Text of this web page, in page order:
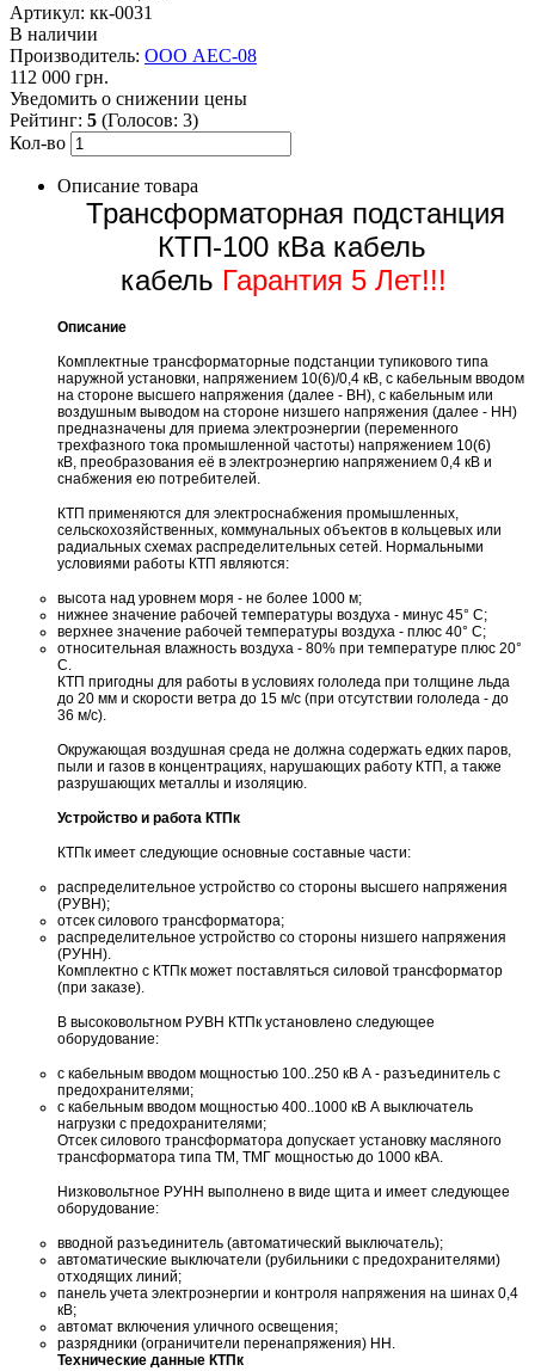
Артикул: кк-0031
В наличии
Производитель: ООО АЕС-08
112 000 грн.
Уведомить о снижении цены
Рейтинг: 5 (Голосов: 3)
Кол-во
Описание товара
Трансформаторная подстанция
КТП-100 кВа кабель
кабель Гарантия 5 Лет!!!
Описание
Комплектные трансформаторные подстанции тупикового типа
наружной установки, напряжением 10(6)/0,4 кВ, с кабельным вводом
на стороне высшего напряжения (далее - ВН), с кабельным или
воздушным выводом на стороне низшего напряжения (далее - НН)
предназначены для приема электроэнергии (переменного
трехфазного тока промышленной частоты) напряжением 10(6)
кВ, преобразования её в электроэнергию напряжением 0,4 кВ и
снабжения ею потребителей.
КТП применяются для электроснабжения промышленных,
сельскохозяйственных, коммунальных объектов в кольцевых или
радиальных схемах распределительных сетей. Нормальными
условиями работы КТП являются:
высота над уровнем моря - не более 1000 м;
нижнее значение рабочей температуры воздуха - минус 45° С;
верхнее значение рабочей температуры воздуха - плюс 40° С;
относительная влажность воздуха - 80% при температуре плюс 20°
С.
КТП пригодны для работы в условиях гололеда при толщине льда
до 20 мм и скорости ветра до 15 м/с (при отсутствии гололеда - до
36 м/с).
Окружающая воздушная среда не должна содержать едких паров,
пыли и газов в концентрациях, нарушающих работу КТП, а также
разрушающих металлы и изоляцию.
Устройство и работа КТПк
КТПк имеет следующие основные составные части:
распределительное устройство со стороны высшего напряжения
(РУВН);
отсек силового трансформатора;
распределительное устройство со стороны низшего напряжения
(РУНН).
Комплектно с КТПк может поставляться силовой трансформатор
(при заказе).
В высоковольтном РУВН КТПк установлено следующее
оборудование:
с кабельным вводом мощностью 100..250 кВ А - разъединитель с
предохранителями;
с кабельным вводом мощностью 400..1000 кВ А выключатель
нагрузки с предохранителями;
Отсек силового трансформатора допускает установку масляного
трансформатора типа ТМ, ТМГ мощностью до 1000 кВА.
Низковольтное РУНН выполнено в виде щита и имеет следующее
оборудование:
вводной разъединитель (автоматический выключатель);
автоматические выключатели (рубильники с предохранителями)
отходящих линий;
панель учета электроэнергии и контроля напряжения на шинах 0,4
кВ;
автомат включения уличного освещения;
разрядники (ограничители перенапряжения) НН.
Технические данные КТПк